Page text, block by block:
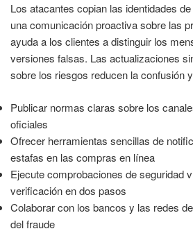
Los atacantes copian las identidades
una comunicación proactiva sobre las
ayuda a los clientes a distinguir los
versiones falsas. Las actualizaciones
sobre los riesgos reducen la confusión
Publicar normas claras sobre los
oficiales
Ofrecer herramientas sencillas de
estafas en las compras en línea
Ejecute comprobaciones de seguridad
verificación en dos pasos
Colaborar con los bancos y las redes
del fraude